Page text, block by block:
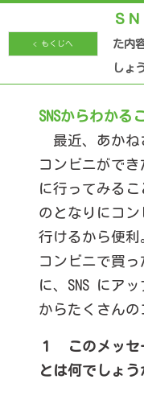
< もくじへ
Ｓ
た内
しょ
SNSからわかる
最近、 あかね
コンビニができ
に行ってみるこ
のとなりに コン
行けるから便利
コンビニで買っ
に、SNS にア
からたくさんの
１ このメッセ
とは何でしょう